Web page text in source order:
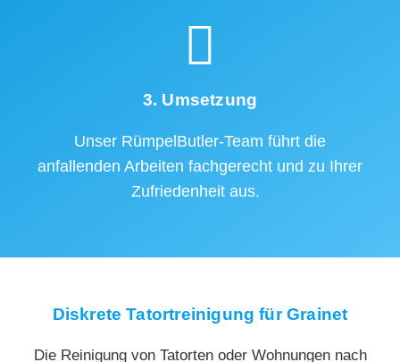
3. Umsetzung
Unser RümpelButler-Team führt die
anfallenden Arbeiten fachgerecht und zu Ihrer
Zufriedenheit aus.
Diskrete Tatortreinigung für Grainet
Die Reinigung von Tatorten oder Wohnungen nach